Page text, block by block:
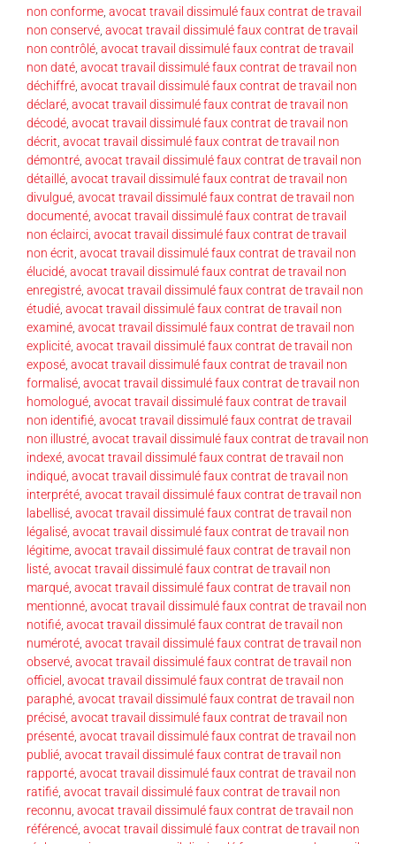
non conforme avocat travail dissimulé faux contrat de travail
non conservé avocat travail dissimulé faux contrat de travail
non contrôlé avocat travail dissimulé faux contrat de travail
non daté avocat travail dissimulé faux contrat de travail non
déchiffré avocat travail dissimulé faux contrat de travail non
déclaré avocat travail dissimulé faux contrat de travail non
décodé avocat travail dissimulé faux contrat de travail non
décrit avocat travail dissimulé faux contrat de travail non
démontré avocat travail dissimulé faux contrat de travail non
détaillé avocat travail dissimulé faux contrat de travail non
divulgué avocat travail dissimulé faux contrat de travail non
documenté avocat travail dissimulé faux contrat de travail
non éclairci avocat travail dissimulé faux contrat de travail
non écrit avocat travail dissimulé faux contrat de travail non
élucidé avocat travail dissimulé faux contrat de travail non
enregistré avocat travail dissimulé faux contrat de travail non
étudié avocat travail dissimulé faux contrat de travail non
examiné avocat travail dissimulé faux contrat de travail non
explicité avocat travail dissimulé faux contrat de travail non
exposé avocat travail dissimulé faux contrat de travail non
formalisé avocat travail dissimulé faux contrat de travail non
homologué avocat travail dissimulé faux contrat de travail
non identifié avocat travail dissimulé faux contrat de travail
non illustré avocat travail dissimulé faux contrat de travail non
indexé avocat travail dissimulé faux contrat de travail non
indiqué avocat travail dissimulé faux contrat de travail non
interprété avocat travail dissimulé faux contrat de travail non
labellisé avocat travail dissimulé faux contrat de travail non
légalisé avocat travail dissimulé faux contrat de travail non
légitime avocat travail dissimulé faux contrat de travail non
listé avocat travail dissimulé faux contrat de travail non
marqué avocat travail dissimulé faux contrat de travail non
mentionné avocat travail dissimulé faux contrat de travail non
notifié avocat travail dissimulé faux contrat de travail non
numéroté avocat travail dissimulé faux contrat de travail non
observé avocat travail dissimulé faux contrat de travail non
officiel avocat travail dissimulé faux contrat de travail non
paraphé avocat travail dissimulé faux contrat de travail non
précisé avocat travail dissimulé faux contrat de travail non
présenté avocat travail dissimulé faux contrat de travail non
publié avocat travail dissimulé faux contrat de travail non
rapporté avocat travail dissimulé faux contrat de travail non
ratifié avocat travail dissimulé faux contrat de travail non
reconnu avocat travail dissimulé faux contrat de travail non
référencé avocat travail dissimulé faux contrat de travail non